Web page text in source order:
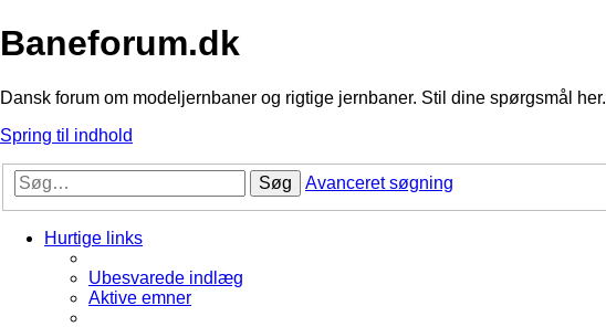
Baneforum.dk
Dansk forum om modeljernbaner og rigtige jernbaner. Stil dine spørgsmål her.
Spring til indhold
Søg Avanceret søgning
Hurtige links
Ubesvarede indlæg
Aktive emner